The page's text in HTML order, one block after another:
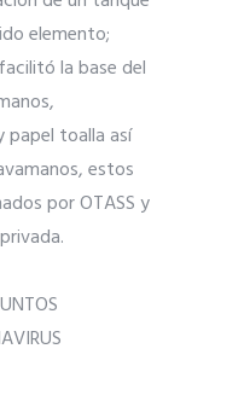
elemento;
la base del
papel toalla así
estos
por OTASS y